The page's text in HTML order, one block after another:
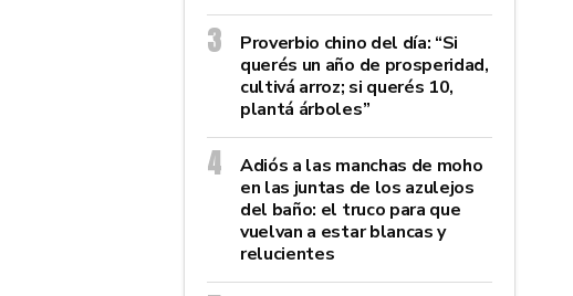
Proverbio chino del día: “Si
querés un año de prosperidad,
cultivá arroz; si querés 10,
plantá árboles”
Adiós a las manchas de moho
en las juntas de los azulejos
del baño: el truco para que
vuelvan a estar blancas y
relucientes